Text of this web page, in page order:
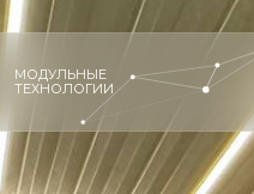
МОДУЛЬНЫЕ
ТЕХНОЛОГИИ